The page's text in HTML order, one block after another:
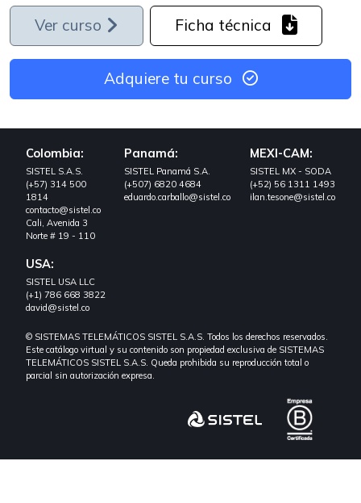
Ver curso Ficha técnica
Adquiere tu curso
Colombia:
SISTEL S.A.S.
(+57) 314 500
1814
contacto@sistel.co
Cali, Avenida 3
Norte # 19 - 110
Panamá:
SISTEL Panamá S.A.
(+507) 6820 4684
eduardo.carballo@sistel.co
MEXI-CAM:
SISTEL MX - SODA
(+52) 56 1311 1493
ilan.tesone@sistel.co
USA:
SISTEL USA LLC
(+1) 786 668 3822
david@sistel.co
© SISTEMAS TELEMÁTICOS SISTEL S.A.S. Todos los derechos reservados.
Este catálogo virtual y su contenido son propiedad exclusiva de SISTEMAS
TELEMÁTICOS SISTEL S.A.S. Queda prohibida su reproducción total o
parcial sin autorización expresa.